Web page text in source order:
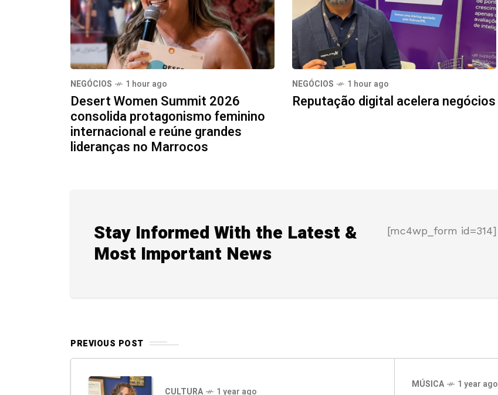
NEGÓCIOS 1 hour ago
Desert Women Summit 2026
consolida protagonismo feminino
internacional e reúne grandes
lideranças no Marrocos
NEGÓCIOS 1 hour ago
Reputação digital acelera negócios
Stay Informed With the Latest &
Most Important News
[mc4wp_form id=314]
PREVIOUS POST
CULTURA 1 year ago
MÚSICA 1 year ago